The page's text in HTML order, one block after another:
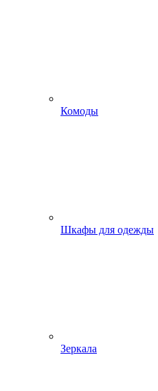
Комоды
Шкафы для одежды
Зеркала